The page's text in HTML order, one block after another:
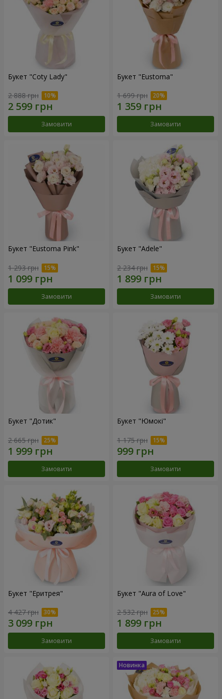
Букет "Coty Lady"
2 888 грн
Замовити
Букет "Eustoma"
1 699 грн
Замовити
Букет "Eustoma Pink"
1 293 грн
Замовити
Букет "Adele"
2 234 грн
Замовити
Букет "Дотик"
2 665 грн
Замовити
Букет "Юмокі"
1 175 грн
Замовити
Букет "Еритрея"
4 427 грн
Замовити
Букет "Aura of Love"
2 532 грн
Замовити